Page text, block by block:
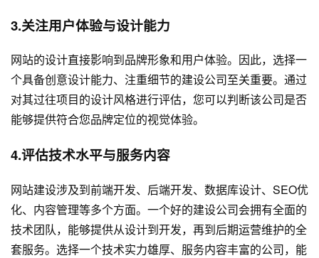
3.关注用户体验与设计能力
网站的设计直接影响到品牌形象和用户体验。因此，选择一
个具备创意设计能力、注重细节的建设公司至关重要。通过
对其过往项目的设计风格进行评估，您可以判断该公司是否
能够提供符合您品牌定位的视觉体验。
4.评估技术水平与服务内容
网站建设涉及到前端开发、后端开发、数据库设计、SEO优
化、内容管理等多个方面。一个好的建设公司会拥有全面的
技术团队，能够提供从设计到开发，再到后期运营维护的全
套服务。选择一个技术实力雄厚、服务内容丰富的公司，能